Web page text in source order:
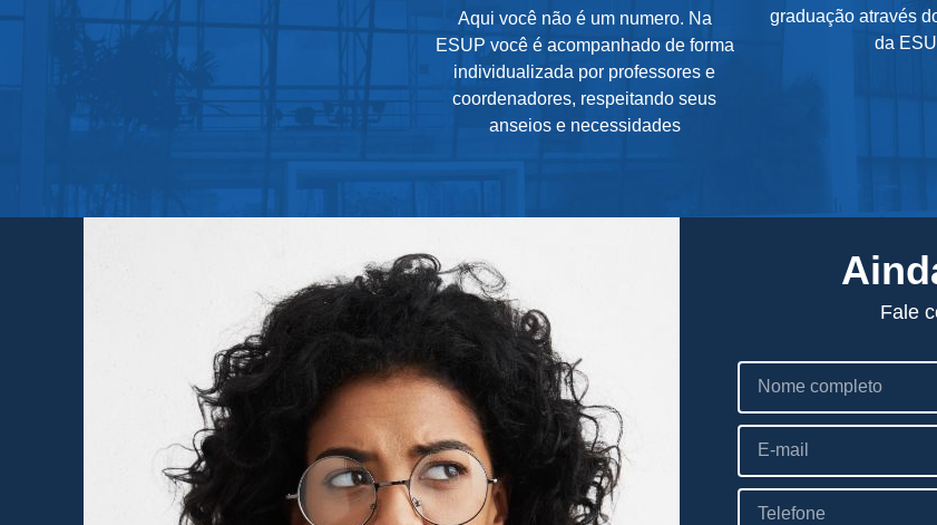
Aqui você não é um numero. Na
ESUP você é acompanhado de forma
individualizada por professores e
coordenadores, respeitando seus
anseios e necessidades
graduação através
da
Fale